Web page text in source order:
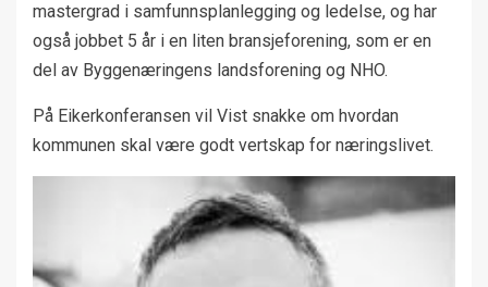
mastergrad i samfunnsplanlegging og ledelse, og har
også jobbet 5 år i en liten bransjeforening, som er en
del av Byggenæringens landsforening og NHO.
På Eikerkonferansen vil Vist snakke om hvordan
kommunen skal være godt vertskap for næringslivet.